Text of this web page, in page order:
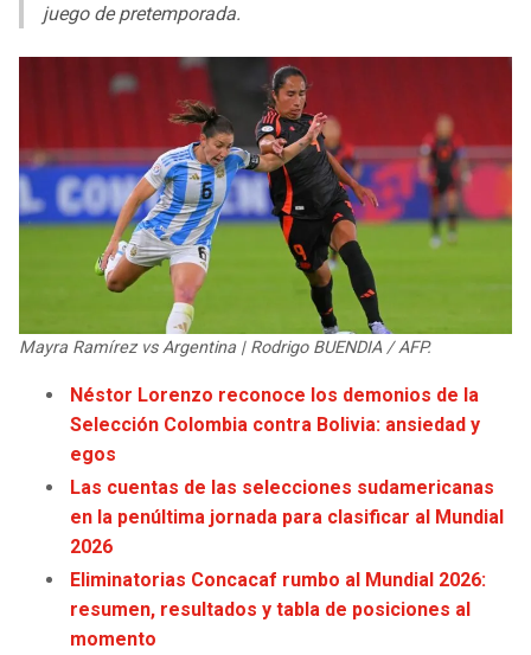
LIGA DE EXPANSIÓN MX
UEFA EUROPA LEAGUE
UEFA CONFERENCE LEAGUE
COPA LIBERTADORES
COPA SUDAMERICANA
LIGA BETPLAY
OTRAS LIGAS
RAIDERS
RAVENS
BENGALS
TEXANS
COLTS
JAGUARS
TITANS
CAVALIERS
PACERS
HEAT
MAGIC
WIZARDS
WARRIORS
juego de pretemporada.
Mayra Ramírez vs Argentina | Rodrigo BUENDIA / AFP.
Néstor Lorenzo reconoce los demonios de la
Selección Colombia contra Bolivia: ansiedad y
egos
Las cuentas de las selecciones sudamericanas
en la penúltima jornada para clasificar al Mundial
2026
Eliminatorias Concacaf rumbo al Mundial 2026:
resumen, resultados y tabla de posiciones al
momento